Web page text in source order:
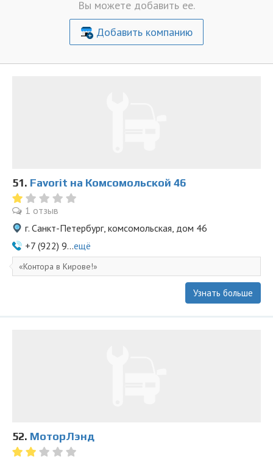
Вы можете добавить ее.
Добавить компанию
51. Favorit на Комсомольской 46
1 отзыв
г. Санкт-Петербург, комсомольская, дом 46
+7 (922) 9...ещё
Контора в Кирове!
Узнать больше
52. МоторЛэнд